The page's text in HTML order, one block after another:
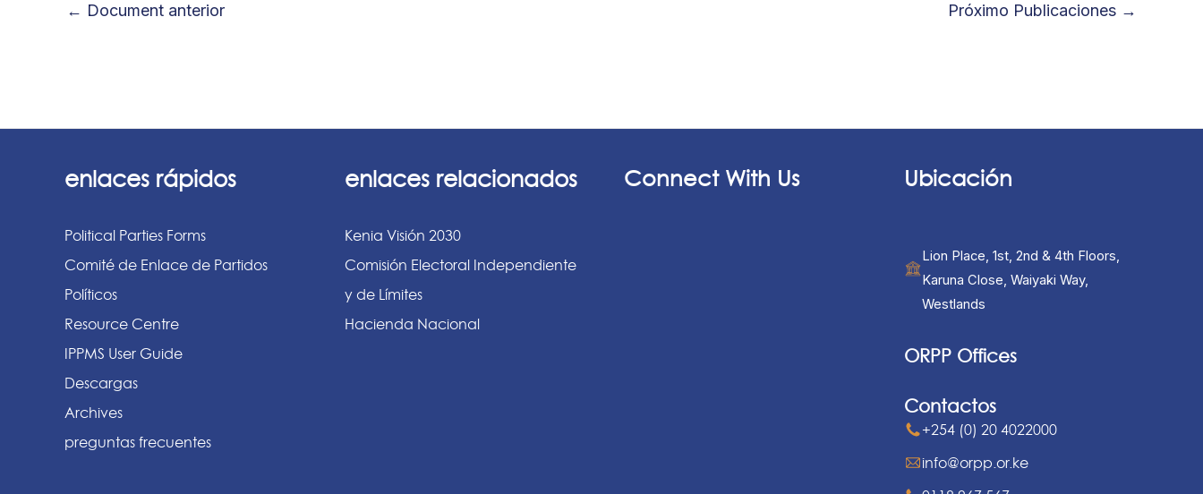
← Document anterior Próximo Publicaciones →
enlaces rápidos
Political Parties Forms
Comité de Enlace de Partidos
Políticos
Resource Centre
IPPMS User Guide
Descargas
Archives
preguntas frecuentes
enlaces relacionados
Kenia Visión 2030
Comisión Electoral Independiente
y de Límites
Hacienda Nacional
Connect With Us Ubicación
Lion Place, 1st, 2nd & 4th Floors,
Karuna Close, Waiyaki Way,
Westlands
ORPP Offices
Contactos
+254 (0) 20 4022000
info@orpp.or.ke